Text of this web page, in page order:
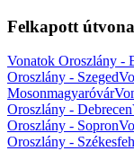
Felkapott
Vonatok Oroszlány -
Oroszlány - Szeged
Mosonmagyaróvár
Oroszlány - Debrecen
Oroszlány - Sopron
Oroszlány -